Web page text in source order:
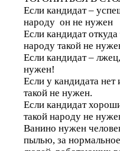
Если кандидат –
народу он не нужен
Если кандидат
народу такой не
Если кандидат –
нужен!
Если у кандидата
такой не нужен.
Если кандидат
такой народу не
Ванино нужен
пылью, за